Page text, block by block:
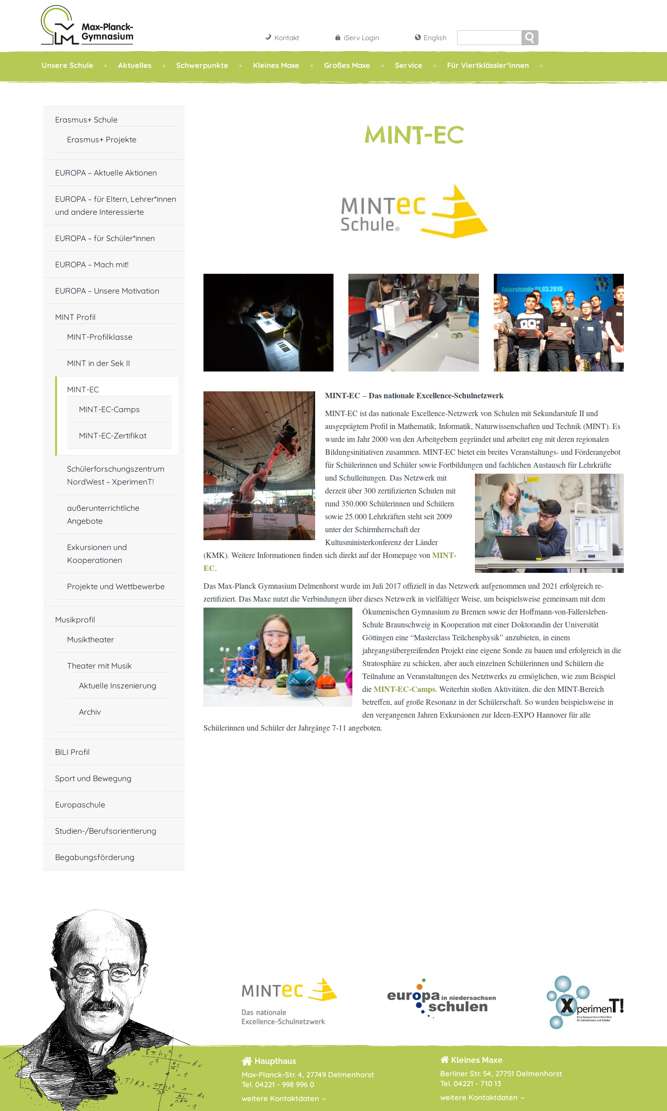
Kontakt iServ Login English
for:
Unsere Schule Aktuelles Schwerpunkte Kleines Maxe Großes Maxe Service Für Viertklässler*innen
Erasmus+ Schule
Erasmus+ Projekte
EUROPA – Aktuelle Aktionen
EUROPA – für Eltern, Lehrer*innen
und andere Interessierte
EUROPA – für Schüler*innen
EUROPA – Mach mit!
EUROPA – Unsere Motivation
MINT Profil
MINT-Profilklasse
MINT in der Sek II
MINT-EC
MINT-EC-Camps
MINT-EC-Zertifikat
Schülerforschungszentrum
NordWest – XperimenT!
außerunterrichtliche
Angebote
Exkursionen und
Kooperationen
Projekte und Wettbewerbe
Musikprofil
Musiktheater
Theater mit Musik
Aktuelle Inszenierung
Archiv
BILI Profil
Sport und Bewegung
Europaschule
Studien-/Berufsorientierung
Begabungsförderung
MINT-EC
MINT-EC –Das nationale Excellence-Schulnetzwerk
MINT-EC ist das nationale Excellence-Netzwerk von Schulen mit Sekundarstufe II und
ausgeprägtem Profil in Mathematik, Informatik, Naturwissenschaften und Technik (MINT). Es
wurde im Jahr 2000 von den Arbeitgebern gegründet und arbeitet eng mit deren regionalen
Bildungsinitiativen zusammen. MINT-EC bietet ein breites Veranstaltungs- und Förderangebot
für Schülerinnen und Schüler sowie Fortbildungen und fachlichen Austausch für Lehrkräfte
und Schulleitungen. Das Netzwerk mit
derzeit über 300 zertifizierten Schulen mit
rund 350.000 Schülerinnen und Schülern
sowie 25.000 Lehrkräften steht seit 2009
unter der Schirmherrschaft der
Kultusministerkonferenz der Länder
(KMK). Weitere Informationen finden sich direkt auf der Homepage von MINT-
EC.
Das Max-Planck Gymnasium Delmenhorst wurde im Juli 2017 offiziell in das Netzwerk aufgenommen und 2021 erfolgreich re-
zertifiziert. Das Maxe nutzt die Verbindungen über dieses Netzwerk in vielfältiger Weise, um beispielsweise gemeinsam mit dem
Ökumenischen Gymnasium zu Bremen sowie der Hoffmann-von-Fallersleben-
Schule Braunschweig in Kooperation mit einer Doktorandin der Universität
Göttingen eine “Masterclass Teilchenphysik” anzubieten, in einem
jahrgangsübergreifenden Projekt eine eigene Sonde zu bauen und erfolgreich in die
Stratosphäre zu schicken, aber auch einzelnen Schülerinnen und Schülern die
Teilnahme an Veranstaltungen des Netztwerks zu ermöglichen, wie zum Beispiel
dieMINT-EC-Camps. Weiterhin stoßen Aktivitäten, die den MINT-Bereich
betreffen, auf große Resonanz in der Schülerschaft. So wurden beispielsweise in
den vergangenen Jahren Exkursionen zur Ideen-EXPO Hannover für alle
Schülerinnen und Schüler der Jahrgänge 7-11 angeboten.
Haupthaus
Max-Planck-Str. 4, 27749 Delmenhorst
Tel. 04221 - 998 996 0
weitere Kontaktdaten
Kleines Maxe
Berliner Str. 54, 27751 Delmenhorst
Tel. 04221 - 710 13
weitere Kontaktdaten